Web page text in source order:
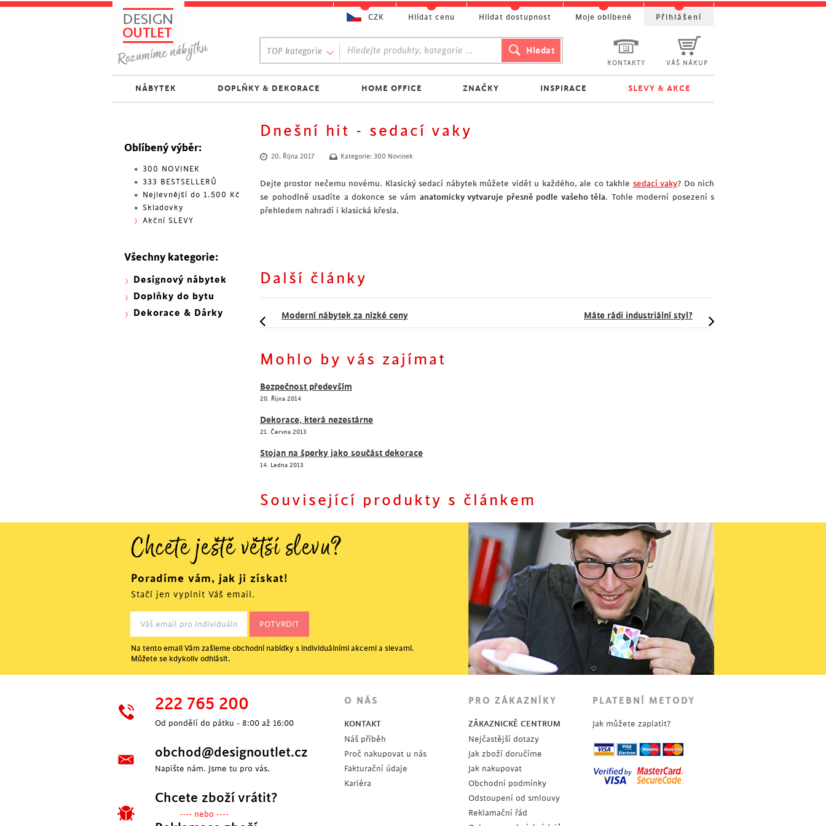
Dnešní hit - sedací vaky
20. Října 2017 Kategorie: 300 Novinek
Dejte prostor nečemu novému. Klasický sedací nábytek můžete vidět u každého, ale co takhle sedací vaky? Do nich
se pohodlně usadíte a dokonce se vám anatomicky vytvaruje přesně podle vašeho těla. Tohle moderní posezení s
přehledem nahradí i klasická křesla.
Další články
Moderní nábytek za nízké ceny Máte rádi industriální styl?
Mohlo by vás zajímat
Bezpečnost především
20. Října 2014
Dekorace, která nezestárne
21. Června 2013
Stojan na šperky jako součást dekorace
14. Ledna 2013
Související produkty s článkem
1 2 3 4
Oblíbený výběr:
300 NOVINEK
333 BESTSELLERŮ
Nejlevnější do 1.500 Kč
Skladovky
Akční SLEVY
Všechny kategorie:
Designový nábytek
Doplňky do bytu
Dekorace & Dárky
KONTAKTY VÁŠ NÁKUP
TOP kategorie
NÁBYTEK DOPLŇKY & DEKORACE HOME OFFICE ZNAČKY INSPIRACE SLEVY & AKCE
CZK Hlídat cenu Hlídat dostupnost Moje oblíbené Přihlášení
Chcete ještě větší slevu?
Poradíme vám, jak ji získat!
Stačí jen vyplnit Váš email.
Na tento email Vám zašleme obchodní nabídky s individuálními akcemi a slevami.
Můžete se kdykoliv odhlásit.
222 765 200
Od pondělí do pátku - 8:00 až 16:00
obchod@designoutlet.cz
Napište nám. Jsme tu pro vás.
Chcete zboží vrátit?
---- nebo ----
O NÁS
KONTAKT
Náš příběh
Proč nakupovat u nás
Fakturační údaje
Kariéra
PRO ZÁKAZNÍKY
ZÁKAZNICKÉ CENTRUM
Nejčastější dotazy
Jak zboží doručíme
Jak nakupovat
Obchodní podmínky
Odstoupení od smlouvy
Reklamační řád
PLATEBNÍ METODY
Jak můžete zaplatit?